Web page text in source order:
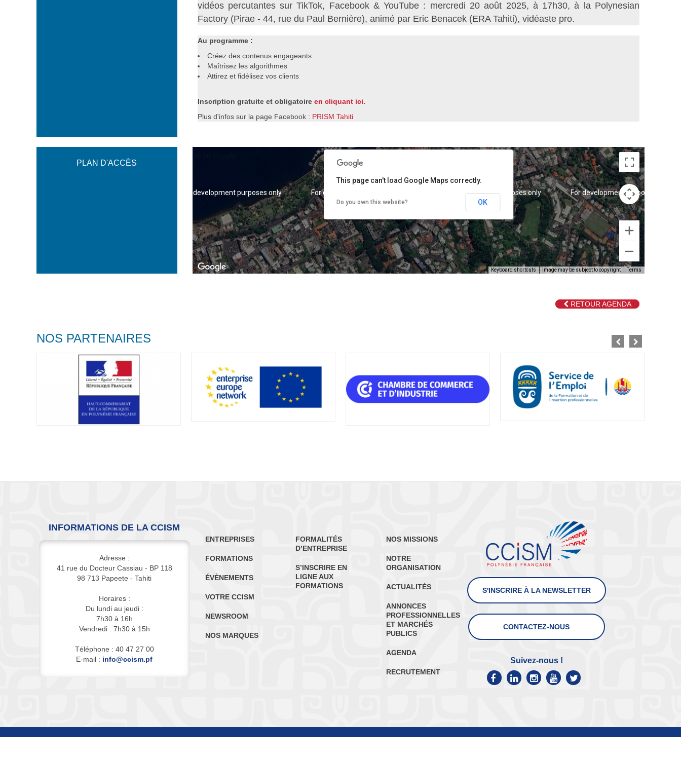
vidéos percutantes sur TikTok, Facebook & YouTube : mercredi 20 août 2025, à 17h30, à la Polynesian
Factory (Pirae - 44, rue du Paul Bernière), animé par Eric Benacek (ERA Tahiti), vidéaste pro.
Au programme :
Créez des contenus engageants
Maîtrisez les algorithmes
Attirez et fidélisez vos clients
Inscription gratuite et obligatoire en cliquant ici.
Plus d'infos sur la page Facebook : PRISM Tahiti
PLAN D'ACCÈS
For development purposes only For development purposes only For development purposes only For development purposes only
Keyboard shortcuts Image may be subject to copyright Terms
This page can't load Google Maps correctly.
Do you own this website? OK
RETOUR AGENDA
NOS PARTENAIRES
INFORMATIONS DE LA CCISM
Adresse :
41 rue du Docteur Cassiau - BP 118
98 713 Papeete - Tahiti
Horaires :
Du lundi au jeudi :
7h30 à 16h
Vendredi : 7h30 à 15h
Téléphone : 40 47 27 00
E-mail : info@ccism.pf
ENTREPRISES
FORMATIONS
ÉVÈNEMENTS
VOTRE CCISM
NEWSROOM
NOS MARQUES
FORMALITÉS
D’ENTREPRISE
S’INSCRIRE EN
LIGNE AUX
FORMATIONS
NOS MISSIONS
NOTRE
ORGANISATION
ACTUALITÉS
ANNONCES
PROFESSIONNELLES
ET MARCHÉS
PUBLICS
AGENDA
RECRUTEMENT
S'INSCRIRE À LA NEWSLETTER
CONTACTEZ-NOUS
Suivez-nous !